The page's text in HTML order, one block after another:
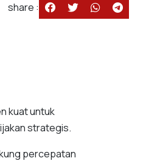
share :
kuat untuk
strategis.
percepatan